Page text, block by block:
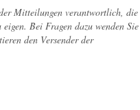
Mitteilungen verantwortlich, die
Bei Fragen dazu wenden Sie
den Versender der